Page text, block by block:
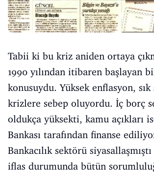
Tabii ki bu kriz aniden ortaya
1990 yılından itibaren başlayan
konusuydu. Yüksek enflasyon,
krizlere sebep oluyordu. İç borç
oldukça yüksekti, kamu açıkları
Bankası tarafından finanse
Bankacılık sektörü
iflas durumunda bütün